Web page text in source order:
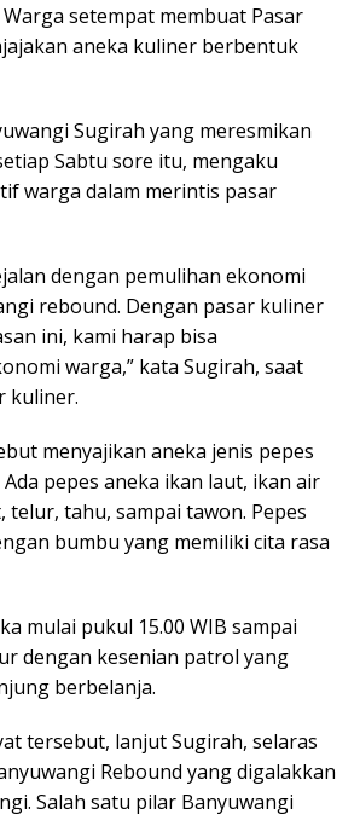
Warga setempat membuat Pasar
aneka kuliner berbentuk
Sugirah yang meresmikan
Sabtu sore itu, mengaku
warga dalam merintis pasar
dengan pemulihan ekonomi
rebound. Dengan pasar kuliner
ini, kami harap bisa
warga,” kata Sugirah, saat
kuliner.
menyajikan aneka jenis pepes
pepes aneka ikan laut, ikan air
tahu, sampai tawon. Pepes
bumbu yang memiliki cita rasa
mulai pukul 15.00 WIB sampai
dengan kesenian patrol yang
berbelanja.
tersebut, lanjut Sugirah, selaras
Rebound yang digalakkan
Salah satu pilar Banyuwangi